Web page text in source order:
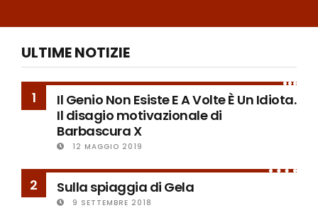
ULTIME NOTIZIE
1
Il Genio Non Esiste E A Volte È Un Idiota.
Il disagio motivazionale di
Barbascura X
12 MAGGIO 2019
2 Sulla spiaggia di Gela
9 SETTEMBRE 2018